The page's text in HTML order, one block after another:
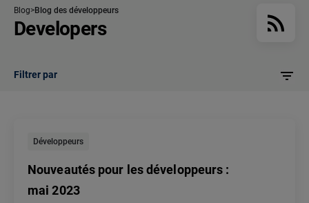
Blog Blog des développeurs
Developers
Filtrer par
Développeurs
Nouveautés pour les développeurs :
mai 2023